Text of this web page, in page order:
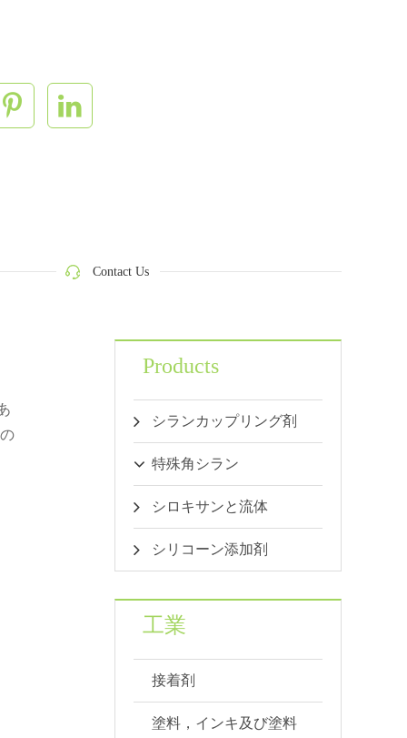
Contact Us
Products
シランカップリング剤
特殊角シラン
シロキサンと流体
シリコーン添加剤
工業
接着剤
塗料，インキ及び塗料